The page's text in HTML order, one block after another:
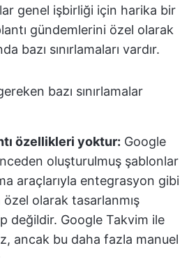
genel işbirliği için harika bir
gündemlerini özel olarak
bazı sınırlamaları vardır.
bazı sınırlamalar
özellikleri yoktur: Google
oluşturulmuş şablonlar
araçlarıyla entegrasyon gibi
olarak tasarlanmış
değildir. Google Takvim ile
ancak bu daha fazla manuel